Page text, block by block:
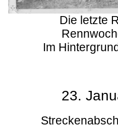
Die letzte
Im
23.